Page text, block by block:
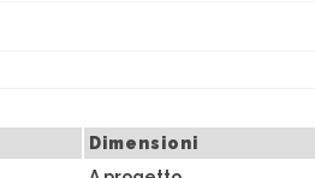
Dimensioni